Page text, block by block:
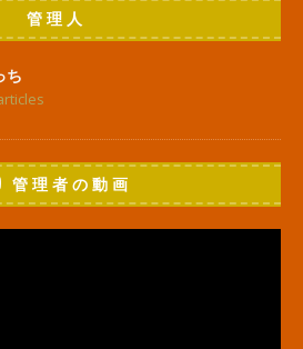
管 理 人
ち
管 理 者 の 動 画